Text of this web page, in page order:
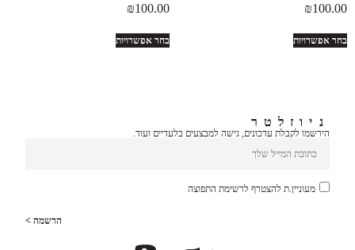
₪100.00
בחר אפשרויות
₪100.00
בחר אפשרויות
ניוזלטר
הירשמו לקבלת עדכונים, גישה למבצעים בלעדיים ועוד.
מעוניין.ת להצטרף לרשימת התפוצה
הרשמה >